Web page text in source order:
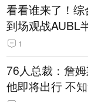
看看谁来了！
到场观战AUBL
1
76人总裁：詹
他即将出行 不